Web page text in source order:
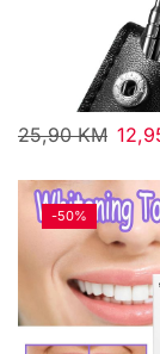
25,90KM
-50%